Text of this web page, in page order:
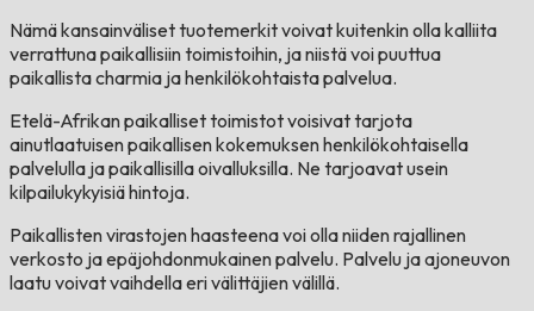
Nämä kansainväliset tuotemerkit voivat kuitenkin olla kalliita
verrattuna paikallisiin toimistoihin, ja niistä voi puuttua
paikallista charmia ja henkilökohtaista palvelua.
Etelä-Afrikan paikalliset toimistot voisivat tarjota
ainutlaatuisen paikallisen kokemuksen henkilökohtaisella
palvelulla ja paikallisilla oivalluksilla. Ne tarjoavat usein
kilpailukykyisiä hintoja.
Paikallisten virastojen haasteena voi olla niiden rajallinen
verkosto ja epäjohdonmukainen palvelu. Palvelu ja ajoneuvon
laatu voivat vaihdella eri välittäjien välillä.